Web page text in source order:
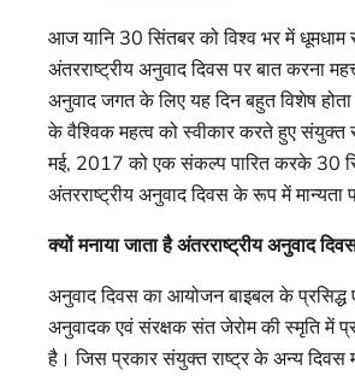
आज यानि 30 सिंतबर को विश्व भर में धूमधाम
अंतरराष्ट्रीय अनुवाद दिवस पर बात करना
अनुवाद जगत के लिए यह दिन बहुत विशेष
के वैश्विक महत्व को स्वीकार करते हुए संयुक्त
मई, 2017 को एक संकल्प पारित करके 30
अंतरराष्ट्रीय अनुवाद दिवस के रूप में मान्यता
क्यों मनाया जाता है अंतरराष्ट्रीय अनुवाद
अनुवाद दिवस का आयोजन बाइबल के प्रसिद्ध
अनुवादक एवं संरक्षक संत जेरोम की स्मृति में
है। जिस प्रकार संयुक्त राष्ट्र के अन्य दिवस